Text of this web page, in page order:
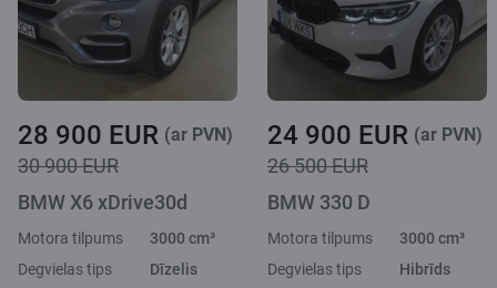
28 900 EUR (ar PVN)
30 900 EUR
BMW X6 xDrive30d
Motora tilpums
3000 cm³
Degvielas tips
Dīzelis
24 900 EUR (ar PVN)
26 500 EUR
BMW 330 D
Motora tilpums
3000 cm³
Degvielas tips
Hibrīds